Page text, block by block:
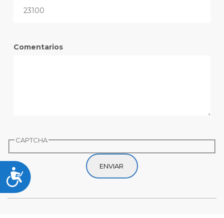
Accesibilidad
Comentarios
CAPTCHA